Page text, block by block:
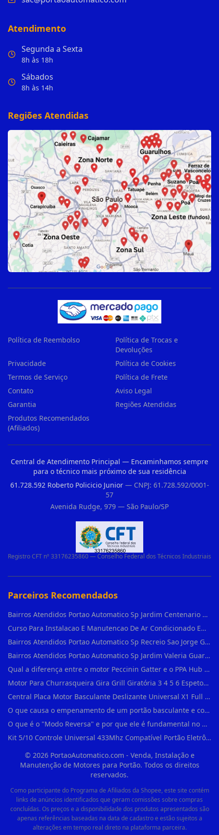
Atendimento
Segunda a Sexta
8h às 18h
Sábados
8h às 14h
Regiões Atendidas
Política de Reembolso
Política de Trocas e
Devoluções
Privacidade
Política de Cookies
Termos de Serviço
Política de Frete
Contato
Aviso Legal
Garantia
Regiões Atendidas
Produtos Recomendados
(Afiliados)
Central de Atendimento Principal — Encaminhamos sempre
para o técnico mais próximo de sua residência
61.728.592 Roberto Policicio Junior— CNPJ: 61.728.592/0001-
57
Avenida Rudge, 979 — São Paulo/SP
Registro CFT nº 33176235860 — Conselho Federal dos Técnicos Industriais
Parceiros Recomendados
Bairros Atendidos Portao Automatico Sp Jardim Centenario Guarulhos Sp Motor Para Portao Automatico Eletronico
Curso Para Instalacao E Manutencao De Ar Condicionado Em Sao Paulo
Bairros Atendidos Portao Automatico Sp Recreio Sao Jorge Guarulhos Sp Motor Para Portao Automatico Eletronico
Bairros Atendidos Portao Automatico Sp Jardim Valeria Guarulhos Sp Motor Para Portao Automatico Eletronico
Qual a diferença entre o motor Peccinin Gatter e o PPA Hub em Vila Romana?
Motor Para Churrasqueira Gira Grill Giratória 3 4 5 6 Espetos Gme Maxtorque Bivo em Cidade Dutra
Central Placa Motor Basculante Deslizante Universal X1 Full Range 433mhz em Vila Prudente
O que causa o empenamento de um portão basculante e como evitar em Campo Belo?
O que é o "Modo Reversa" e por que ele é fundamental no dia a dia em Itapevi?
Kit 5/10 Controle Universal 433Mhz Compatível Portão Eletrônico Garagem Residenc em Pinheiros
© 2026PortaoAutomatico.com - Venda, Instalação e
Manutenção de Motores para Portão. Todos os direitos
reservados.
Como participante do Programa de Afiliados da Shopee, este site contém
links de anúncios identificados que geram comissões sobre compras
concluídas. Os preços e a disponibilidade dos produtos apresentados são
apenas referências baseadas na data de cadastro e estão sujeitos a
alterações em tempo real direto na plataforma parceira.